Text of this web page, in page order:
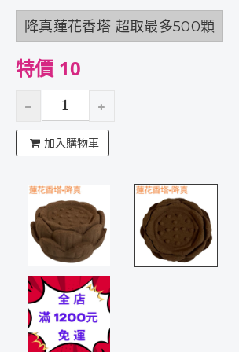
降真蓮花香塔 超取最多500顆
特價 10
加入購物車